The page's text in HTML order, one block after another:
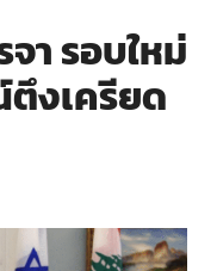
า รอบใหม่
งเครียด